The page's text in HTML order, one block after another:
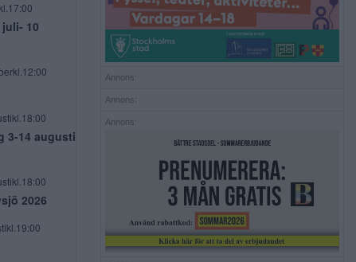
juli- 10
3-14 augusti
2026
Annons:
Annons:
Annons: